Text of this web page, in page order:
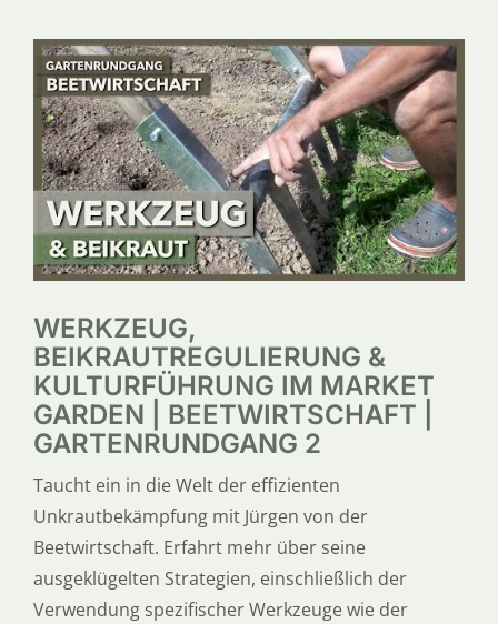
WERKZEUG,
BEIKRAUTREGULIERUNG &
KULTURFÜHRUNG IM MARKET
GARDEN | BEETWIRTSCHAFT |
GARTENRUNDGANG 2
Taucht ein in die Welt der effizienten
Unkrautbekämpfung mit Jürgen von der
Beetwirtschaft. Erfahrt mehr über seine
ausgeklügelten Strategien, einschließlich der
Verwendung spezifischer Werkzeuge wie der